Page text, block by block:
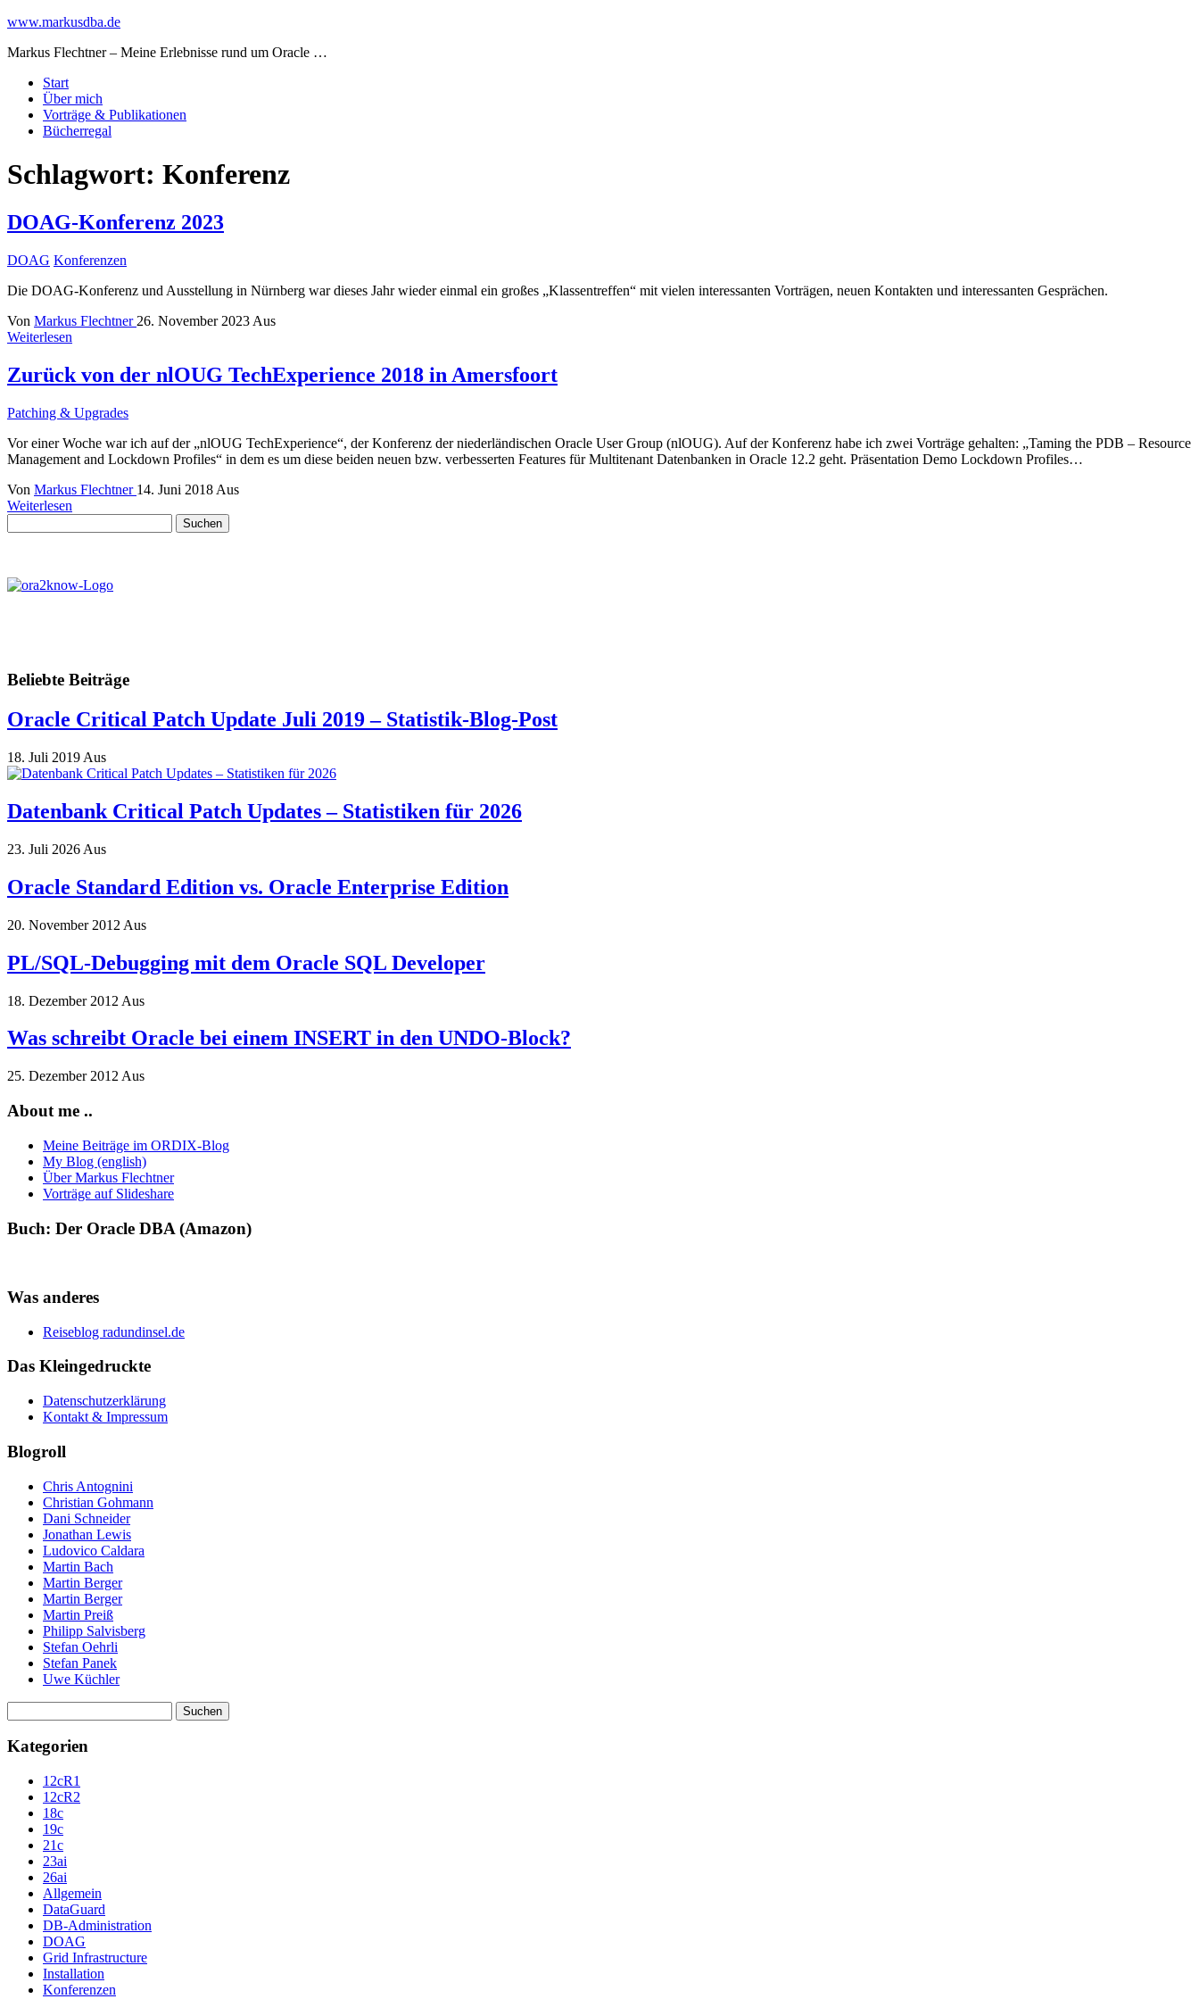
www.markusdba.de
Markus Flechtner – Meine Erlebnisse rund um Oracle …
Start
Über mich
Vorträge & Publikationen
Bücherregal
Schlagwort: Konferenz
DOAG-Konferenz 2023
DOAG Konferenzen
Die DOAG-Konferenz und Ausstellung in Nürnberg war dieses Jahr wieder einmal ein großes „Klassentreffen“ mit vielen interessanten Vorträgen, neuen Kontakten und interessanten Gesprächen.
Von Markus Flechtner 26. November 2023 Aus
Weiterlesen
Zurück von der nlOUG TechExperience 2018 in Amersfoort
Patching & Upgrades
Vor einer Woche war ich auf der „nlOUG TechExperience“, der Konferenz der niederländischen Oracle User Group (nlOUG). Auf der Konferenz habe ich zwei Vorträge gehalten: „Taming the PDB – Resource
Management and Lockdown Profiles“ in dem es um diese beiden neuen bzw. verbesserten Features für Multitenant Datenbanken in Oracle 12.2 geht. Präsentation Demo Lockdown Profiles…
Von Markus Flechtner 14. Juni 2018 Aus
Weiterlesen
nach:
Beliebte Beiträge
Oracle Critical Patch Update Juli 2019 – Statistik-Blog-Post
18. Juli 2019 Aus
Datenbank Critical Patch Updates – Statistiken für 2026
23. Juli 2026 Aus
Oracle Standard Edition vs. Oracle Enterprise Edition
20. November 2012 Aus
PL/SQL-Debugging mit dem Oracle SQL Developer
18. Dezember 2012 Aus
Was schreibt Oracle bei einem INSERT in den UNDO-Block?
25. Dezember 2012 Aus
About me ..
Meine Beiträge im ORDIX-Blog
My Blog (english)
Über Markus Flechtner
Vorträge auf Slideshare
Buch: Der Oracle DBA (Amazon)
Was anderes
Reiseblog radundinsel.de
Das Kleingedruckte
Datenschutzerklärung
Kontakt & Impressum
Blogroll
Chris Antognini
Christian Gohmann
Dani Schneider
Jonathan Lewis
Ludovico Caldara
Martin Bach
Martin Berger
Martin Berger
Martin Preiß
Philipp Salvisberg
Stefan Oehrli
Stefan Panek
Uwe Küchler
nach:
Kategorien
12cR1
12cR2
18c
19c
21c
23ai
26ai
Allgemein
DataGuard
DB-Administration
DOAG
Grid Infrastructure
Installation
Konferenzen